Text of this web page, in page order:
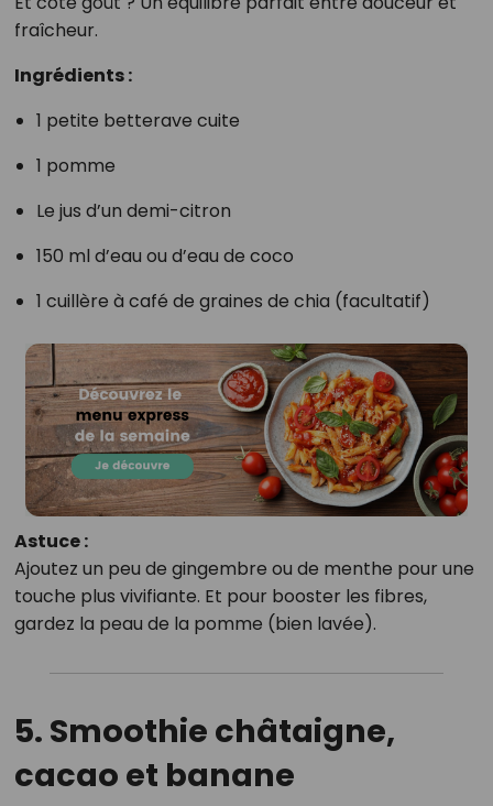
fraîcheur.
Ingrédients :
1 petite betterave cuite
1 pomme
Le jus d’un demi-citron
150 ml d’eau ou d’eau de coco
1 cuillère à café de graines de chia (facultatif)
Astuce :
Ajoutez un peu de gingembre ou de menthe pour une
touche plus vivifiante. Et pour booster les fibres,
gardez la peau de la pomme (bien lavée).
5. Smoothie châtaigne,
cacao et banane